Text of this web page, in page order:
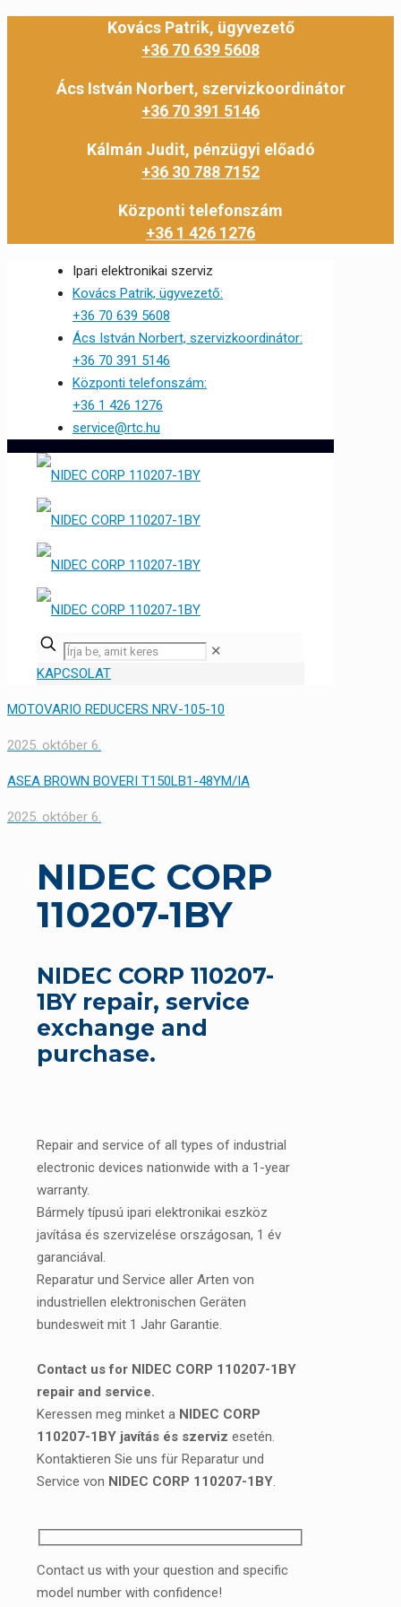
Kovács Patrik, ügyvezető
+36 70 639 5608
Ács István Norbert, szervizkoordinátor
+36 70 391 5146
Kálmán Judit, pénzügyi előadó
+36 30 788 7152
Központi telefonszám
+36 1 426 1276
Ipari elektronikai szerviz
Kovács Patrik, ügyvezető:
+36 70 639 5608
Ács István Norbert, szervizkoordinátor:
+36 70 391 5146
Központi telefonszám:
+36 1 426 1276
service@rtc.hu
✕
KAPCSOLAT
MOTOVARIO REDUCERS NRV-105-10
2025. október 6.
ASEA BROWN BOVERI T150LB1-48YM/IA
2025. október 6.
NIDEC CORP
110207-1BY
NIDEC CORP 110207-
1BY repair, service
exchange and
purchase.
Repair and service of all types of industrial
electronic devices nationwide with a 1-year
warranty.
Bármely típusú ipari elektronikai eszköz
javítása és szervizelése országosan, 1 év
garanciával.
Reparatur und Service aller Arten von
industriellen elektronischen Geräten
bundesweit mit 1 Jahr Garantie.
Contact us for NIDEC CORP 110207-1BY
repair and service.
Keressen meg minket a NIDEC CORP
110207-1BY javítás és szerviz esetén.
Kontaktieren Sie uns für Reparatur und
Service von NIDEC CORP 110207-1BY.
Contact us with your question and specific
model number with confidence!